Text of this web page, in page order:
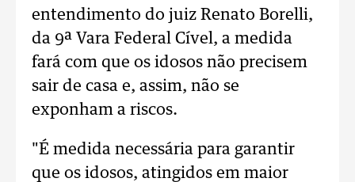
entendimento do juiz Renato Borelli,
da 9ª Vara Federal Cível, a medida
fará com que os idosos não precisem
sair de casa e, assim, não se
exponham a riscos.
"É medida necessária para garantir
que os idosos, atingidos em maior